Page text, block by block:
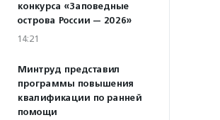
конкурса «Заповедные
острова России — 2026»
14:21
Минтруд представил
программы повышения
квалификации по ранней
помощи